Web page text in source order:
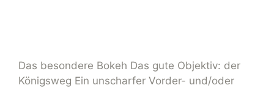
Das besondere Bokeh Das gute Objektiv: der
Königsweg Ein unscharfer Vorder- und/oder